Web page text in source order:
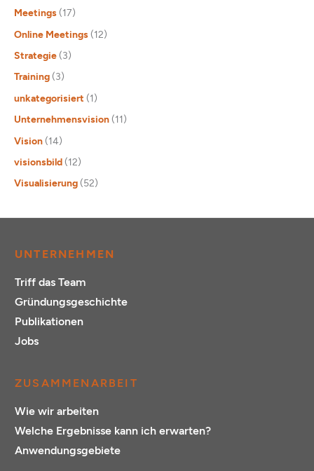
Meetings (17)
Online Meetings (12)
Strategie (3)
Training (3)
unkategorisiert (1)
Unternehmensvision (11)
Vision (14)
visionsbild (12)
Visualisierung (52)
UNTERNEHMEN
Triff das Team
Gründungsgeschichte
Publikationen
Jobs
ZUSAMMENARBEIT
Wie wir arbeiten
Welche Ergebnisse kann ich erwarten?
Anwendungsgebiete